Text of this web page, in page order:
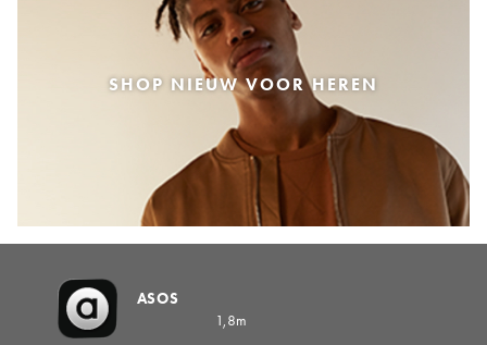
SHOP NIEUW VOOR HEREN
ASOS
1,8m